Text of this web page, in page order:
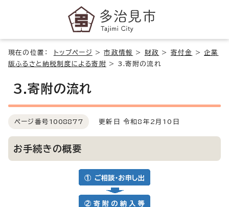
現在の位置： トップページ >市政情報 > 財政 > 寄付金 >企業
版ふるさと納税制度による寄附 > 3.寄附の流れ
3.寄附の流れ
ページ番号 1008877 更新日 令和8年2月10日
お手続きの概要